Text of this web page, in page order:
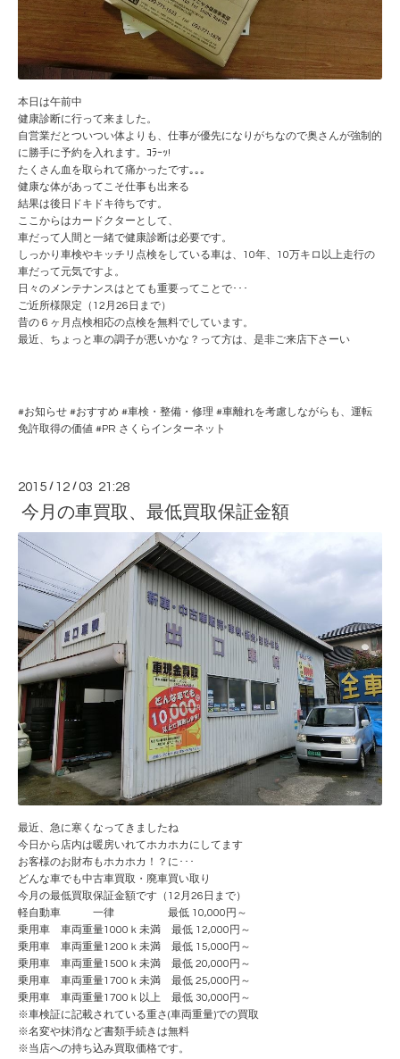
本日は午前中
健康診断に行って来ました。
自営業だとついつい体よりも、仕事が優先になりがちなので奥さんが強制的
に勝手に予約を入れます。ｺﾗｰｯ!
たくさん血を取られて痛かったです｡｡｡
健康な体があってこそ仕事も出来る
結果は後日ドキドキ待ちです。
ここからはカードクターとして、
車だって人間と一緒で健康診断は必要です。
しっかり車検やキッチリ点検をしている車は、10年、10万キロ以上走行の
車だって元気ですよ。
日々のメンテナンスはとても重要ってことで･･･
ご近所様限定（12月26日まで）
昔の６ヶ月点検相応の点検を無料でしています。
最近、ちょっと車の調子が悪いかな？って方は、是非ご来店下さーい
#お知らせ #おすすめ #車検・整備・修理 #車離れを考慮しながらも、運転
免許取得の価値 #PR さくらインターネット
2015 / 12 /03 21:28
今月の車買取、最低買取保証金額
最近、急に寒くなってきましたね
今日から店内は暖房いれてホカホカにしてます
お客様のお財布もホカホカ！？に･･･
どんな車でも中古車買取・廃車買い取り
今月の最低買取保証金額です（12月26日まで）
軽自動車 一律 最低 10,000円～
乗用車 車両重量1000ｋ未満 最低 12,000円～
乗用車 車両重量1200ｋ未満 最低 15,000円～
乗用車 車両重量1500ｋ未満 最低 20,000円～
乗用車 車両重量1700ｋ未満 最低 25,000円～
乗用車 車両重量1700ｋ以上 最低 30,000円～
※車検証に記載されている重さ(車両重量)での買取
※名変や抹消など書類手続きは無料
※当店への持ち込み買取価格です。